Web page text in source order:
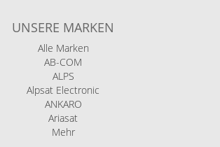
UNSERE MARKEN
Alle Marken
AB-COM
ALPS
Alpsat Electronic
ANKARO
Ariasat
Mehr